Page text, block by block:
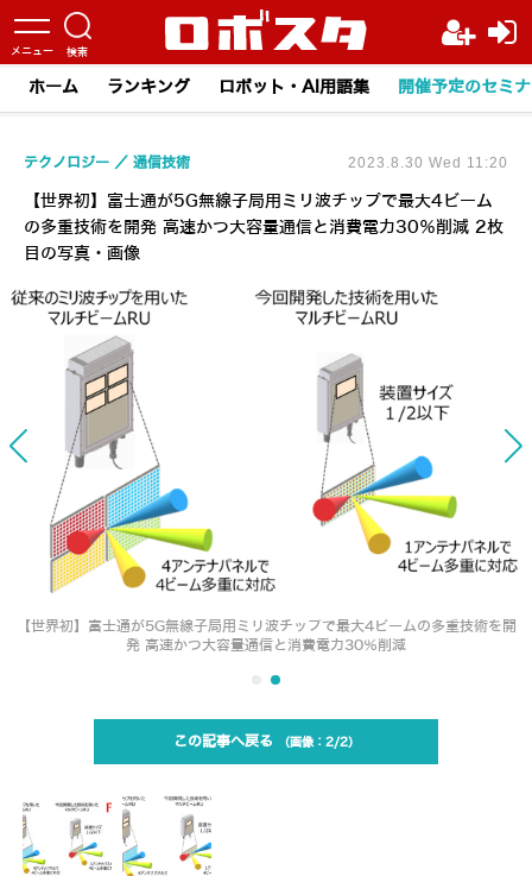
ホーム ランキング ロボット・AI用語集 開催予定のセミ
【世界初】富士通が5G無線子局用ミリ波チップで最大4ビーム
の多重技術を開発 高速かつ大容量通信と消費電力30％削減 2枚
目の写真・画像
テクノロジー 通信技術 2023.8.30 Wed 11:20
【世界初】富士通が5G無線子局用ミリ波チップで最大4ビームの多重技術を開
発 高速かつ大容量通信と消費電力30％削減
この記事へ戻る 2/2